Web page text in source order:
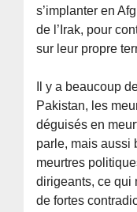
s’implanter en
de l’Irak, pour
sur leur propre
Il y a beaucoup
Pakistan, les
déguisés en
parle, mais aussi
meurtres
dirigeants, ce qui
de fortes